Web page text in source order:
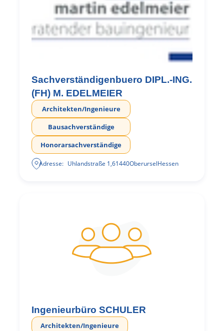
Sachverständigenbuero DIPL.-ING.
(FH) M. EDELMEIER
Architekten/Ingenieure
Bausachverständige
Honorarsachverständige
Adresse: Uhlandstraße 1,61440OberurselHessen
Ingenieurbüro SCHULER
Architekten/Ingenieure